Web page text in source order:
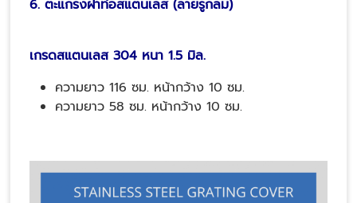
6. ตะแกรงฝาท่อสแตนเลส (ลายรูกลม)
เกรดสแตนเลส 304 หนา 1.5 มิล.
ความยาว 116 ซม. หน้ากว้าง 10 ซม.
ความยาว 58 ซม. หน้ากว้าง 10 ซม.